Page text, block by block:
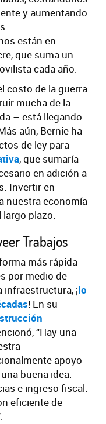
y aumentando
están en
que suma un
cada año.
costo de la guerra
mucha de la
– está llegando
aún, Bernie ha
de ley para
, que sumaría
en adición a
Invertir en
nuestra economía
largo plazo.
Trabajos
más rápida
por medio de
¡lo
! En su
“Hay una
apoyo
buena idea.
e ingreso fiscal.
eficiente de